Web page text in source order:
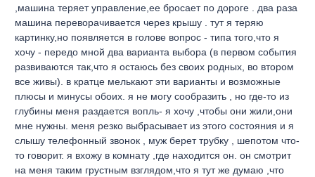
,машина теряет управление,ее бросает по дороге . два раза
машина переворачивается через крышу . тут я теряю
картинку,но появляется в голове вопрос - типа того,что я
хочу - передо мной два варианта выбора (в первом события
развиваются так,что я остаюсь без своих родных, во втором
все живы). в кратце мелькают эти варианты и возможные
плюсы и минусы обоих. я не могу сообразить , но где-то из
глубины меня раздается вопль- я хочу ,чтобы они жили,они
мне нужны. меня резко выбрасывает из этого состояния и я
слышу телефонный звонок , муж берет трубку , шепотом что-
то говорит. я вхожу в комнату ,где находится он. он смотрит
на меня таким грустным взглядом,что я тут же думаю ,что